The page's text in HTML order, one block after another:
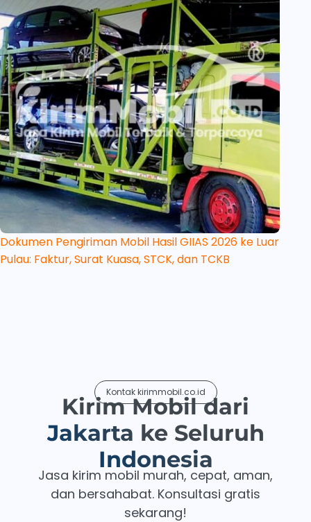
Dokumen Pengiriman Mobil Hasil GIIAS 2026 ke Luar
Pulau: Faktur, Surat Kuasa, STCK, dan TCKB
Kontak kirimmobil.co.id
Kirim Mobil dari
Jakarta ke Seluruh
Indonesia
Jasa kirim mobil murah, cepat, aman,
dan bersahabat. Konsultasi gratis
sekarang!